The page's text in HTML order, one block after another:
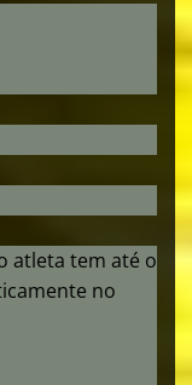
atleta tem até o
no